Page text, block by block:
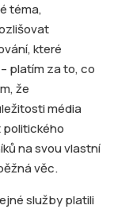
téma,
které
platím za to, co
že
média
politického
na svou vlastní
věc.
služby platili